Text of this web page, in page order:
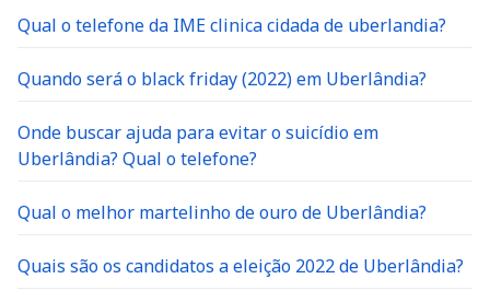
Qual o telefone da IME clinica cidada de uberlandia?
Quando será o black friday (2022) em Uberlândia?
Onde buscar ajuda para evitar o suicídio em
Uberlândia? Qual o telefone?
Qual o melhor martelinho de ouro de Uberlândia?
Quais são os candidatos a eleição 2022 de Uberlândia?